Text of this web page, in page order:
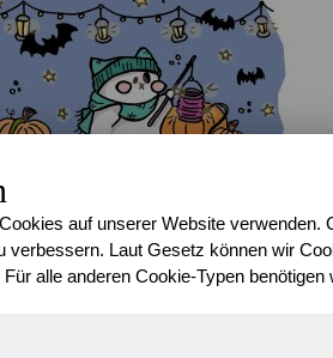
auf unserer Website verwenden.
Laut Gesetz können wir
alle anderen Cookie-Typen benötigen